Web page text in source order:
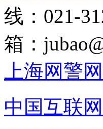
线：021-
箱：
上海网警
中国互联网